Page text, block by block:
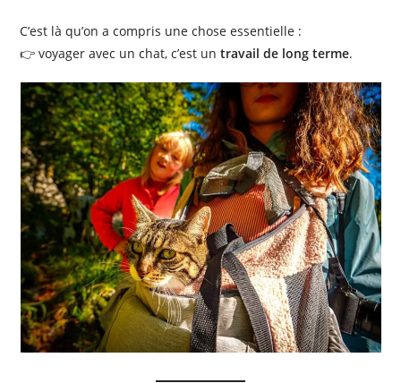
C’est là qu’on a compris une chose essentielle :
👉 voyager avec un chat, c’est untravail de long terme.